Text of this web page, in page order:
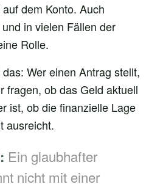
dem Konto. Auch
in vielen Fällen der
Rolle.
Wer einen Antrag stellt,
fragen, ob das Geld aktuell
ist, ob die finanzielle Lage
ausreicht.
Ein glaubhafter
nicht mit einer